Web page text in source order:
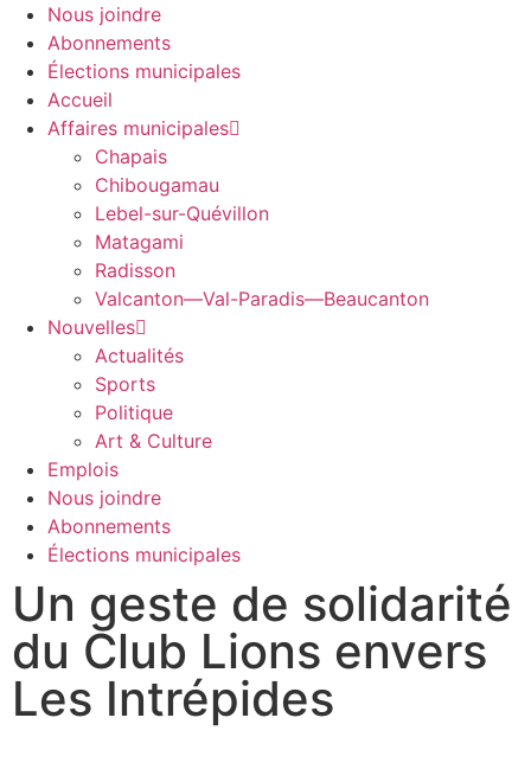
Nous joindre
Abonnements
Élections municipales
Accueil
Affaires municipales
Chapais
Chibougamau
Lebel-sur-Quévillon
Matagami
Radisson
Valcanton—Val-Paradis—Beaucanton
Nouvelles
Actualités
Sports
Politique
Art & Culture
Emplois
Nous joindre
Abonnements
Élections municipales
Un geste de solidarité
du Club Lions envers
Les Intrépides